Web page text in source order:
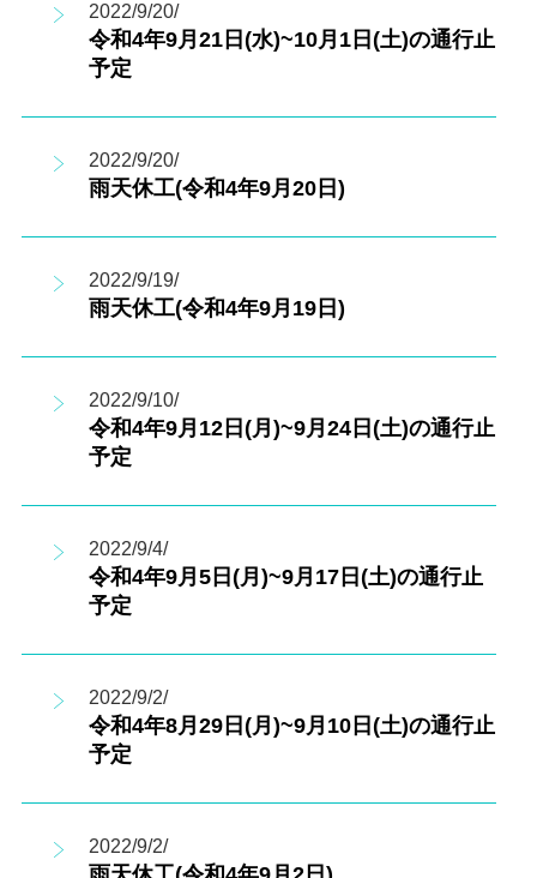
2022/9/20/
令和4年9月21日(水)~10月1日(土)の通行止
予定
2022/9/20/
雨天休工(令和4年9月20日)
2022/9/19/
雨天休工(令和4年9月19日)
2022/9/10/
令和4年9月12日(月)~9月24日(土)の通行止
予定
2022/9/4/
令和4年9月5日(月)~9月17日(土)の通行止
予定
2022/9/2/
令和4年8月29日(月)~9月10日(土)の通行止
予定
2022/9/2/